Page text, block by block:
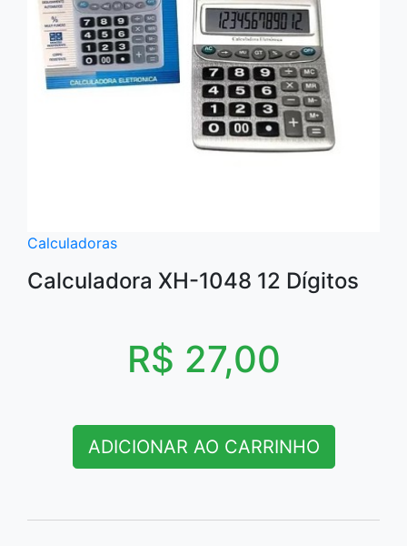
Calculadoras
Calculadora XH-1048 12 Dígitos
R$ 27,00
ADICIONAR AO CARRINHO